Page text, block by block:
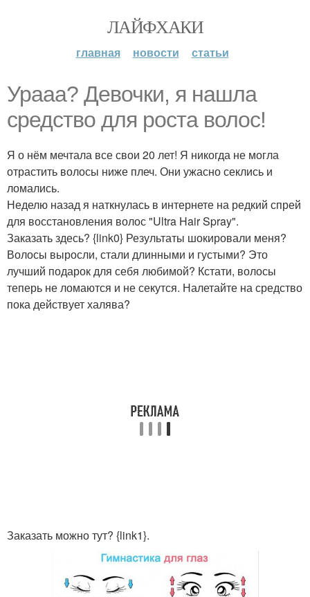
ЛАЙФХАКИ
главная новости статьи
Ураaa? Дeвочки, я нашла
средство для роста волос!
Я о нём мечтала все свои 20 лет! Я никогда не могла
отрастить волосы ниже плеч. Они ужасно секлись и
ломались.
Неделю назад я наткнулась в интернете на редкий спрей
для восстановления волос "Ultra Hair Spray".
Заказать здесь? {link0} Результаты шокировали меня?
Волосы выросли, стали длинными и густыми? Это
лучший подарок для себя любимой? Кстати, волосы
теперь не ломаются и не секутся. Налетайте на средство
пока действует халява?
Заказать можно тут? {link1}.